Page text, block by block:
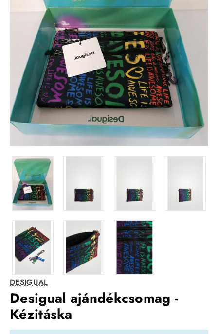
DESIGUAL
Desigual ajándékcsomag -
Kézitáska